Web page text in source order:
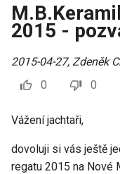
2015 -
2015-04-27, Zdeněk
0
0
Vážení jachtaři,
dovoluji si vás ještě
regatu 2015 na Nové